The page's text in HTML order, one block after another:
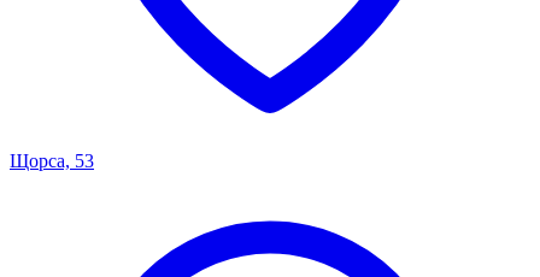
Щорса, 53